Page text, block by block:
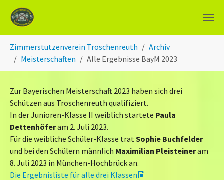
Zum Hauptinhalt springen
Zimmerstutzenverein Troschenreuth
Archiv
Meisterschaften
Alle Ergebnisse BayM 2023
Zur Bayerischen Meisterschaft 2023 haben sich drei
Schützen aus Troschenreuth qualifiziert.
In der Junioren-Klasse II weiblich startete Paula
Dettenhöferam 2. Juli 2023.
Für die weibliche Schüler-Klasse tratSophie Buchfelder
und bei den Schülern männlich Maximilian Pleisteineram
8. Juli 2023 in München-Hochbrück an.
Die Ergebnisliste für alle drei Klassen